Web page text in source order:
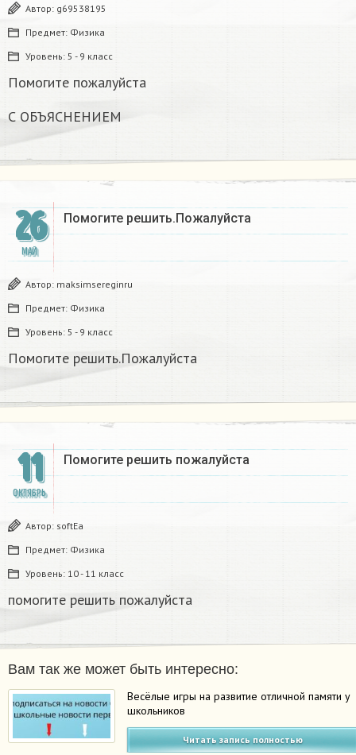
Автор: g69538195
Предмет: Физика
Уровень: 5 - 9 класс
Помогите пожалуйста
С ОБЪЯСНЕНИЕМ
26
МАЙ
Помогите решить.Пожалуйста
Автор: maksimsereginru
Предмет: Физика
Уровень: 5 - 9 класс
Помогите решить.Пожалуйста
11
ОКТЯБРЬ
Помогите решить пожалуйста​
Автор: softEa
Предмет: Физика
Уровень: 10 - 11 класс
помогите решить пожалуйста​
Вам так же может быть интересно:
Весёлые игры на развитие отличной памяти у
школьников
Читать запись полностью